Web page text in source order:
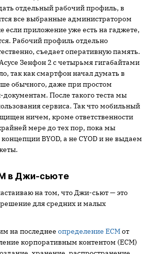
отдельный рабочий профиль, в
все выбранные администратором
если приложение уже есть на гаджете,
Рабочий профиль отдельно
съедает оперативную память.
Зенфон 2 с четырьмя гигабайтами
так как смартфон начал думать в
обычного, даже при простом
После такого теста мы
сервиса. Так что мобильный
ничем, кроме ответственности
мере до тех пор, пока мы
BYOD, а не CYOD и не выдаем
в Джи-сьюте
на том, что Джи-сьют — это
решение для средних и малых
на последнее определение ECMот
корпоративным контентом (ECM)